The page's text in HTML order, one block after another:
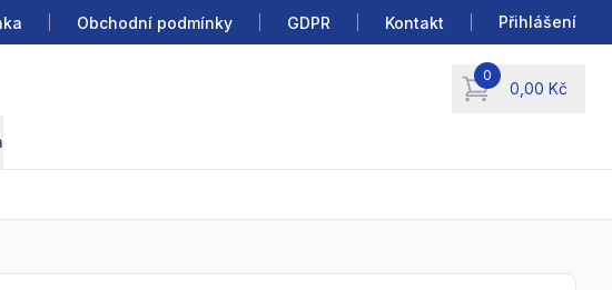
Obchodní podmínky GDPR Kontakt Přihlášení
0
0,00 Kč
items in cart, view